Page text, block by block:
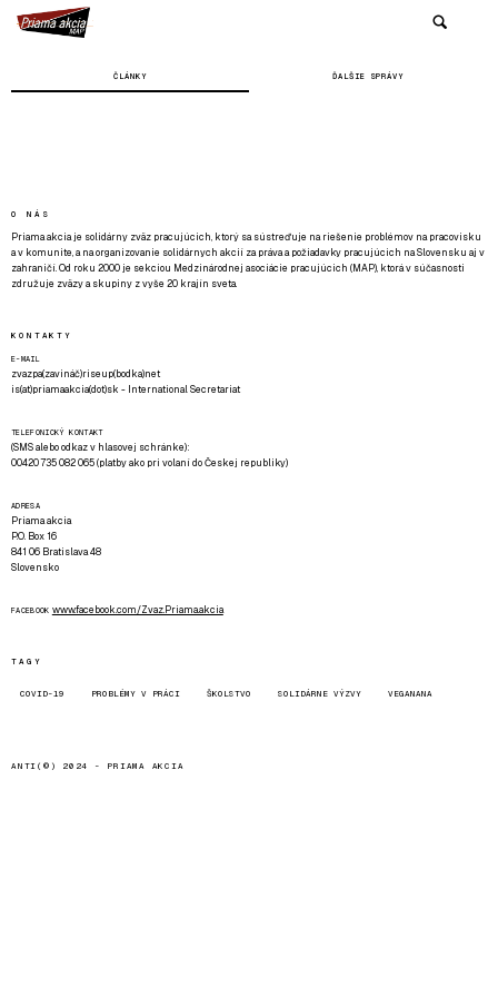
ČLÁNKY ĎALŠIE SPRÁVY
O NÁS
Priama akcia je solidárny zväz pracujúcich, ktorý sa sústreďuje na riešenie problémov na pracovisku
a v komunite, a na organizovanie solidárnych akcií za práva a požiadavky pracujúcich na Slovensku aj v
zahraničí. Od roku 2000 je sekciou Medzinárodnej asociácie pracujúcich (MAP), ktorá v súčasnosti
združuje zväzy a skupiny z vyše 20 krajín sveta.
KONTAKTY
E-MAIL
zvazpa(zavináč)riseup(bodka)net
is(at)priamaakcia(dot)sk - International Secretariat
TELEFONICKÝ KONTAKT
(SMS alebo odkaz v hlasovej schránke):
00420 735 082 065 (platby ako pri volaní do Českej republiky)
ADRESA
Priama akcia
P.O. Box 16
841 06 Bratislava 48
Slovensko
FACEBOOK www.facebook.com/Zvaz.Priama.akcia
TAGY
COVID-19 PROBLÉMY V PRÁCI ŠKOLSTVO SOLIDÁRNE VÝZVY VEGANANA
ANTI(©) 2024 - PRIAMA AKCIA